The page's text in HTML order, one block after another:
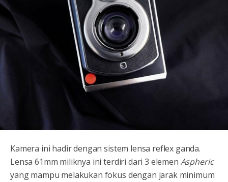
Kamera ini hadir dengan sistem lensa reflex ganda.
Lensa 61mm miliknya ini terdiri dari 3 elemen Aspheric
yang mampu melakukan fokus dengan jarak minimum